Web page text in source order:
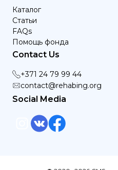
Каталог
Статьи
FAQs
Помощь фонда
Contact Us
+371 24 79 99 44
contact@rehabing.org
Social Media